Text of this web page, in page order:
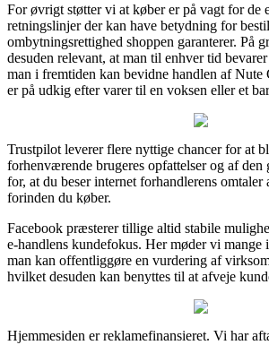
For øvrigt støtter vi at køber er på vagt for de
retningslinjer der kan have betydning for
ombytningsrettighed shoppen garanterer. På
desuden relevant, at man til enhver tid
man i fremtiden kan bevidne handlen af Nute
er på udkig efter varer til en voksen eller et
Trustpilot leverer flere nyttige chancer for at
forhenværende brugeres opfattelser og af den
for, at du beser internet forhandlerens
forinden du køber.
Facebook præsterer tillige altid stabile
e-handlens kundefokus. Her møder vi mange
man kan offentliggøre en vurdering af
hvilket desuden kan benyttes til at afveje
Hjemmesiden er reklamefinansieret. Vi har